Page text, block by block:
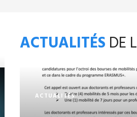
ACTUALITÉS DE
ACTUALITÉS